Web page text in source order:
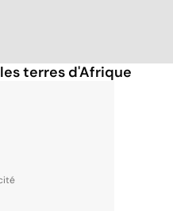
terres d'Afrique